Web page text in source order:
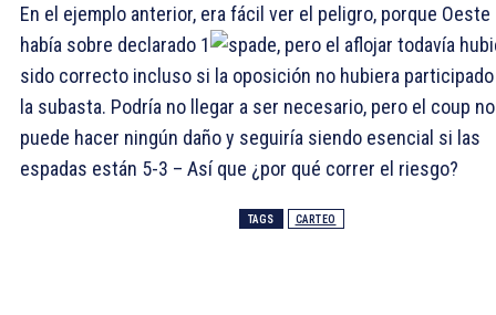
En el ejemplo anterior, era fácil ver el peligro, porque Oeste
había sobre declarado 1
, pero el aflojar todavía
sido correcto incluso si la oposición no hubiera
la subasta. Podría no llegar a ser necesario, pero el coup no
puede hacer ningún daño y seguiría siendo esencial si las
espadas están 5-3 – Así que ¿por qué correr el riesgo?
TAGS CARTEO